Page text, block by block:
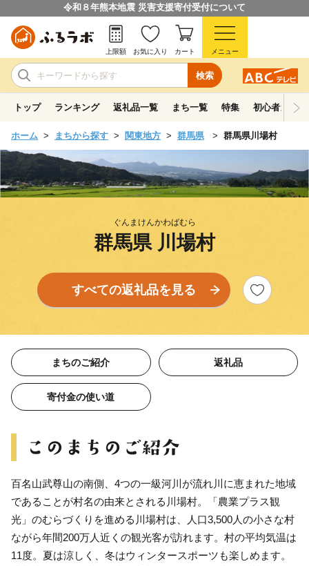
令和８年熊本地震 災害支援寄付受付について
検索
上限額 お気に入り カート メニュー
トップ ランキング 返礼品一覧 まち一覧 特集 初心者ガイド
ホーム まちから探す 関東地方 群馬県 群馬県川場村
ぐんまけんかわばむら
群馬県 川場村
すべての返礼品を見る
まちのご紹介 返礼品
寄付金の使い道
百名山武尊山の南側、4つの一級河川が流れ川に恵まれた地域
であることが村名の由来とされる川場村。「農業プラス観
光」のむらづくりを進める川場村は、人口3,500人の小さな村
ながら年間200万人近くの観光客が訪れます。村の平均気温は
11度。夏は涼しく、冬はウィンタースポーツも楽しめます。